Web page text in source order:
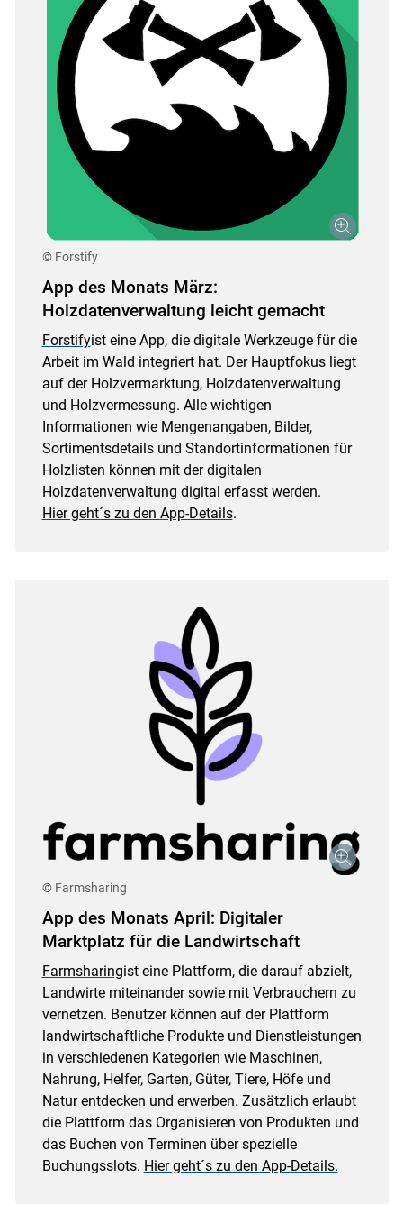
Skip to main content
© Forstify
App des Monats März:
Holzdatenverwaltung leicht gemacht
Forstifyist eine App, die digitale Werkzeuge für die
Arbeit im Wald integriert hat. Der Hauptfokus liegt
auf der Holzvermarktung, Holzdatenverwaltung
und Holzvermessung. Alle wichtigen
Informationen wie Mengenangaben, Bilder,
Sortimentsdetails und Standortinformationen für
Holzlisten können mit der digitalen
Holzdatenverwaltung digital erfasst werden.
Hier geht´s zu den App-Details.
© Farmsharing
App des Monats April: Digitaler
Marktplatz für die Landwirtschaft
Farmsharingist eine Plattform, die darauf abzielt,
Landwirte miteinander sowie mit Verbrauchern zu
vernetzen. Benutzer können auf der Plattform
landwirtschaftliche Produkte und Dienstleistungen
in verschiedenen Kategorien wie Maschinen,
Nahrung, Helfer, Garten, Güter, Tiere, Höfe und
Natur entdecken und erwerben. Zusätzlich erlaubt
die Plattform das Organisieren von Produkten und
das Buchen von Terminen über spezielle
Buchungsslots. Hier geht´s zu den App-Details.